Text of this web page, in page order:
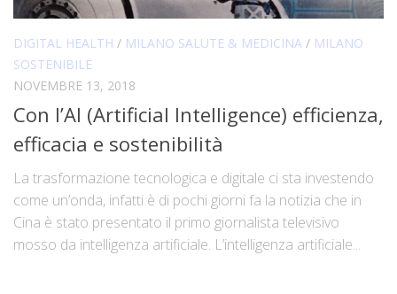
DIGITAL HEALTH / MILANO SALUTE & MEDICINA / MILANO
SOSTENIBILE
NOVEMBRE 13, 2018
Con l’AI (Artificial Intelligence) efficienza,
efficacia e sostenibilità
La trasformazione tecnologica e digitale ci sta investendo
come un’onda, infatti è di pochi giorni fa la notizia che in
Cina è stato presentato il primo giornalista televisivo
mosso da intelligenza artificiale. L’intelligenza artificiale...